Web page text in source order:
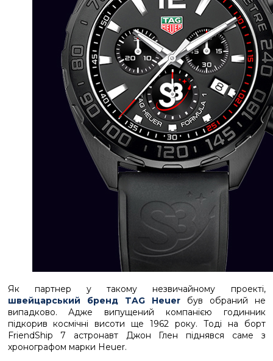
Як партнер у такому незвичайному проекті,
швейцарський бренд TAG Heuerбув обраний не
випадково. Адже випущений компанією годинник
підкорив космічні висоти ще 1962 року. Тоді на борт
FriendShip 7 астронавт Джон Глен піднявся саме з
хронографом марки Heuer.